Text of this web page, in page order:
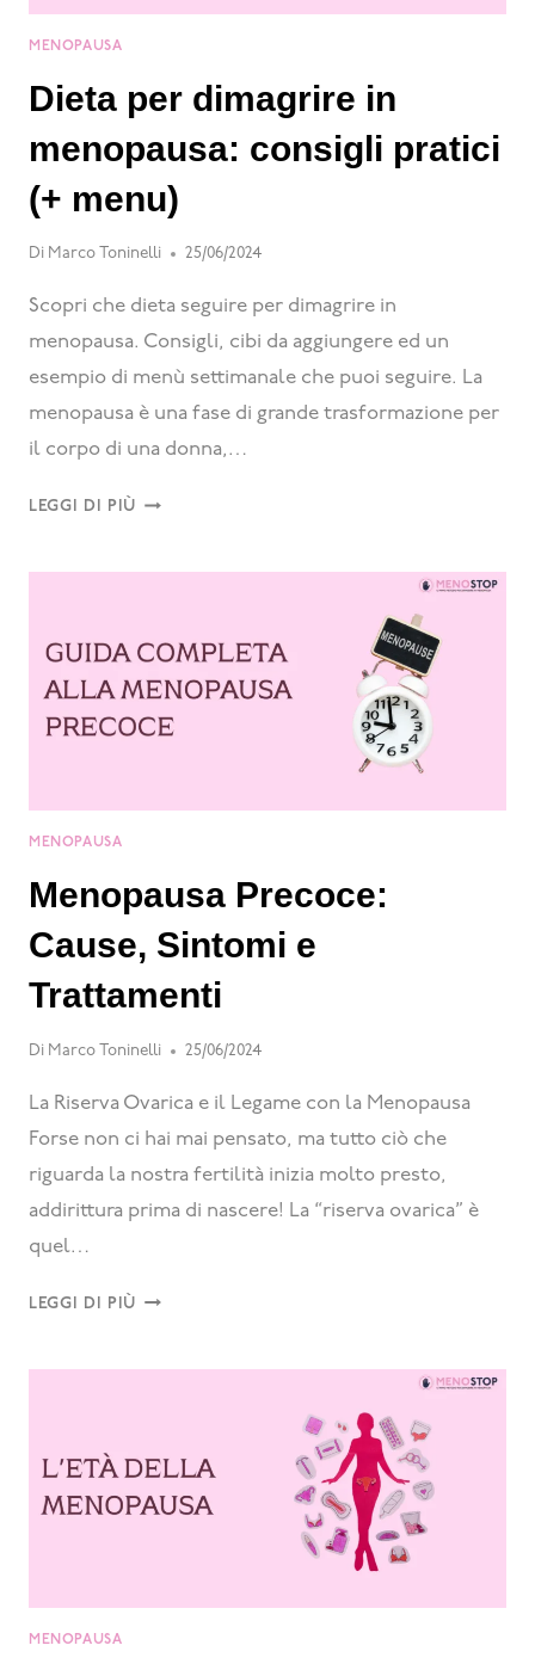
MENOPAUSA
Dieta per dimagrire in
menopausa: consigli pratici
(+ menu)
Di Marco Toninelli 25/06/2024
Scopri che dieta seguire per dimagrire in
menopausa. Consigli, cibi da aggiungere ed un
esempio di menù settimanale che puoi seguire. La
menopausa è una fase di grande trasformazione per
il corpo di una donna,…
LEGGI DI PIÙ
MENOPAUSA
Menopausa Precoce:
Cause, Sintomi e
Trattamenti
Di Marco Toninelli 25/06/2024
La Riserva Ovarica e il Legame con la Menopausa
Forse non ci hai mai pensato, ma tutto ciò che
riguarda la nostra fertilità inizia molto presto,
addirittura prima di nascere! La “riserva ovarica” è
quel…
LEGGI DI PIÙ
MENOPAUSA